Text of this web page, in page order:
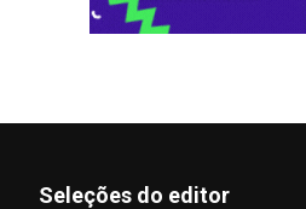
Seleções do editor